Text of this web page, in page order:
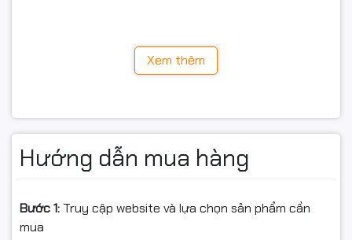
quản lý dữ liệu, học tập trực tuyến và vận hành các
phần mềm doanh nghiệp phổ biến.
giúp người dùng sẵn sàng cho các nhu cầu sử dụng
cao hơn trong tương lai.
Xem thêm
Hướng dẫn mua hàng
Bước 1: Truy cập website và lựa chọn sản phẩm cần
mua